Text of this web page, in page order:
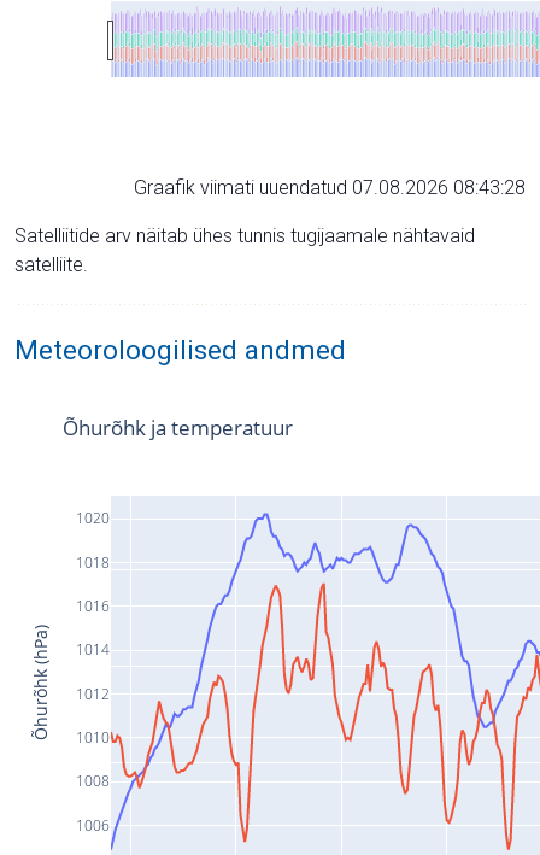
Graafik viimati uuendatud 07.08.2026 08:43:28
Satelliitide arv näitab ühes tunnis tugijaamale nähtavaid
satelliite.
Meteoroloogilised andmed
1006
1008
1010
1012
1014
1016
1018
1020
Õhurõhk ja temperatuur
Õhurõhk (hPa)